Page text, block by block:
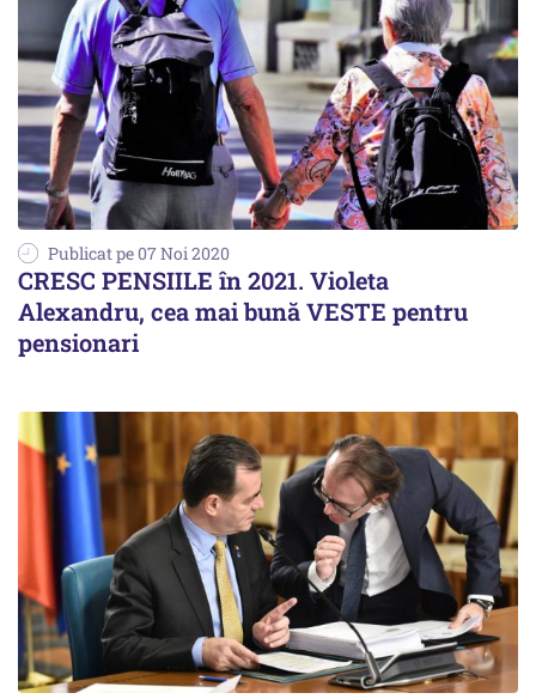
Publicat pe 07 Noi 2020
CRESC PENSIILE în 2021. Violeta
Alexandru, cea mai bună VESTE pentru
pensionari